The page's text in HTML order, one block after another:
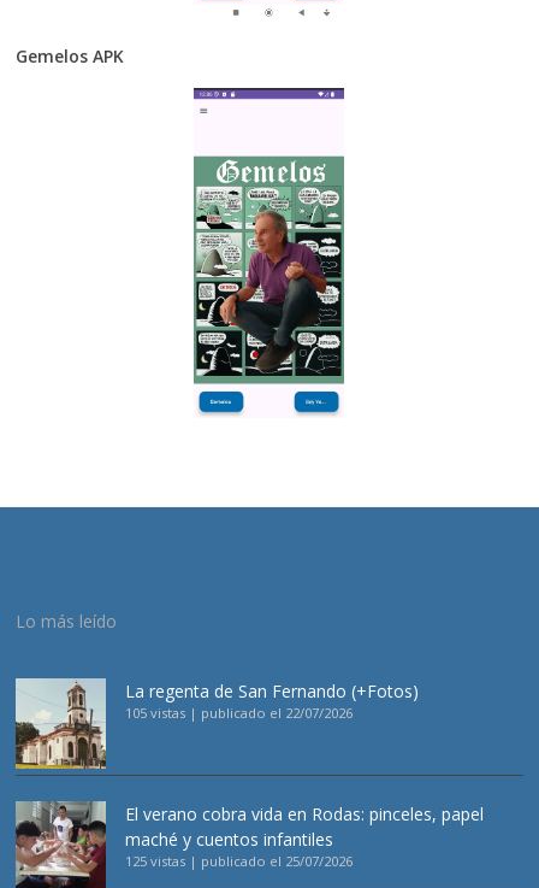
Gemelos APK
Lo más leído
La regenta de San Fernando (+Fotos)
105 vistas | publicado el 22/07/2026
El verano cobra vida en Rodas: pinceles, papel
maché y cuentos infantiles
125 vistas | publicado el 25/07/2026